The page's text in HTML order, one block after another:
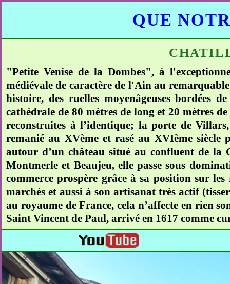
QUE
"Petite Venise de la Dombes", à
médiévale de caractère de l'Ain au
histoire, des ruelles moyenâgeuses bordées
cathédrale de 80 mètres de long et 20 mètres
reconstruites à l’identique; la porte de
remanié au XVème et rasé au XVIème siècle
autour d’un château situé au confluent de la
Montmerle et Beaujeu, elle passe sous
commerce prospère grâce à sa position sur
marchés et aussi à son artisanat très actif
au royaume de France, cela n’affecte en rien
Saint Vincent de Paul, arrivé en 1617 comme